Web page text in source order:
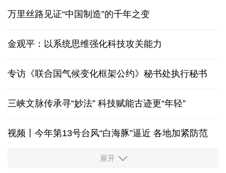
万里丝路见证“中国制造”的千年之变
金观平：以系统思维强化科技攻关能力
专访《联合国气候变化框架公约》秘书处执行秘书
三峡文脉传承寻“妙法” 科技赋能古迹更“年轻”
视频丨今年第13号台风“白海豚”逼近 各地加紧防范
柔性制造，高效匹配差异化需求
展开